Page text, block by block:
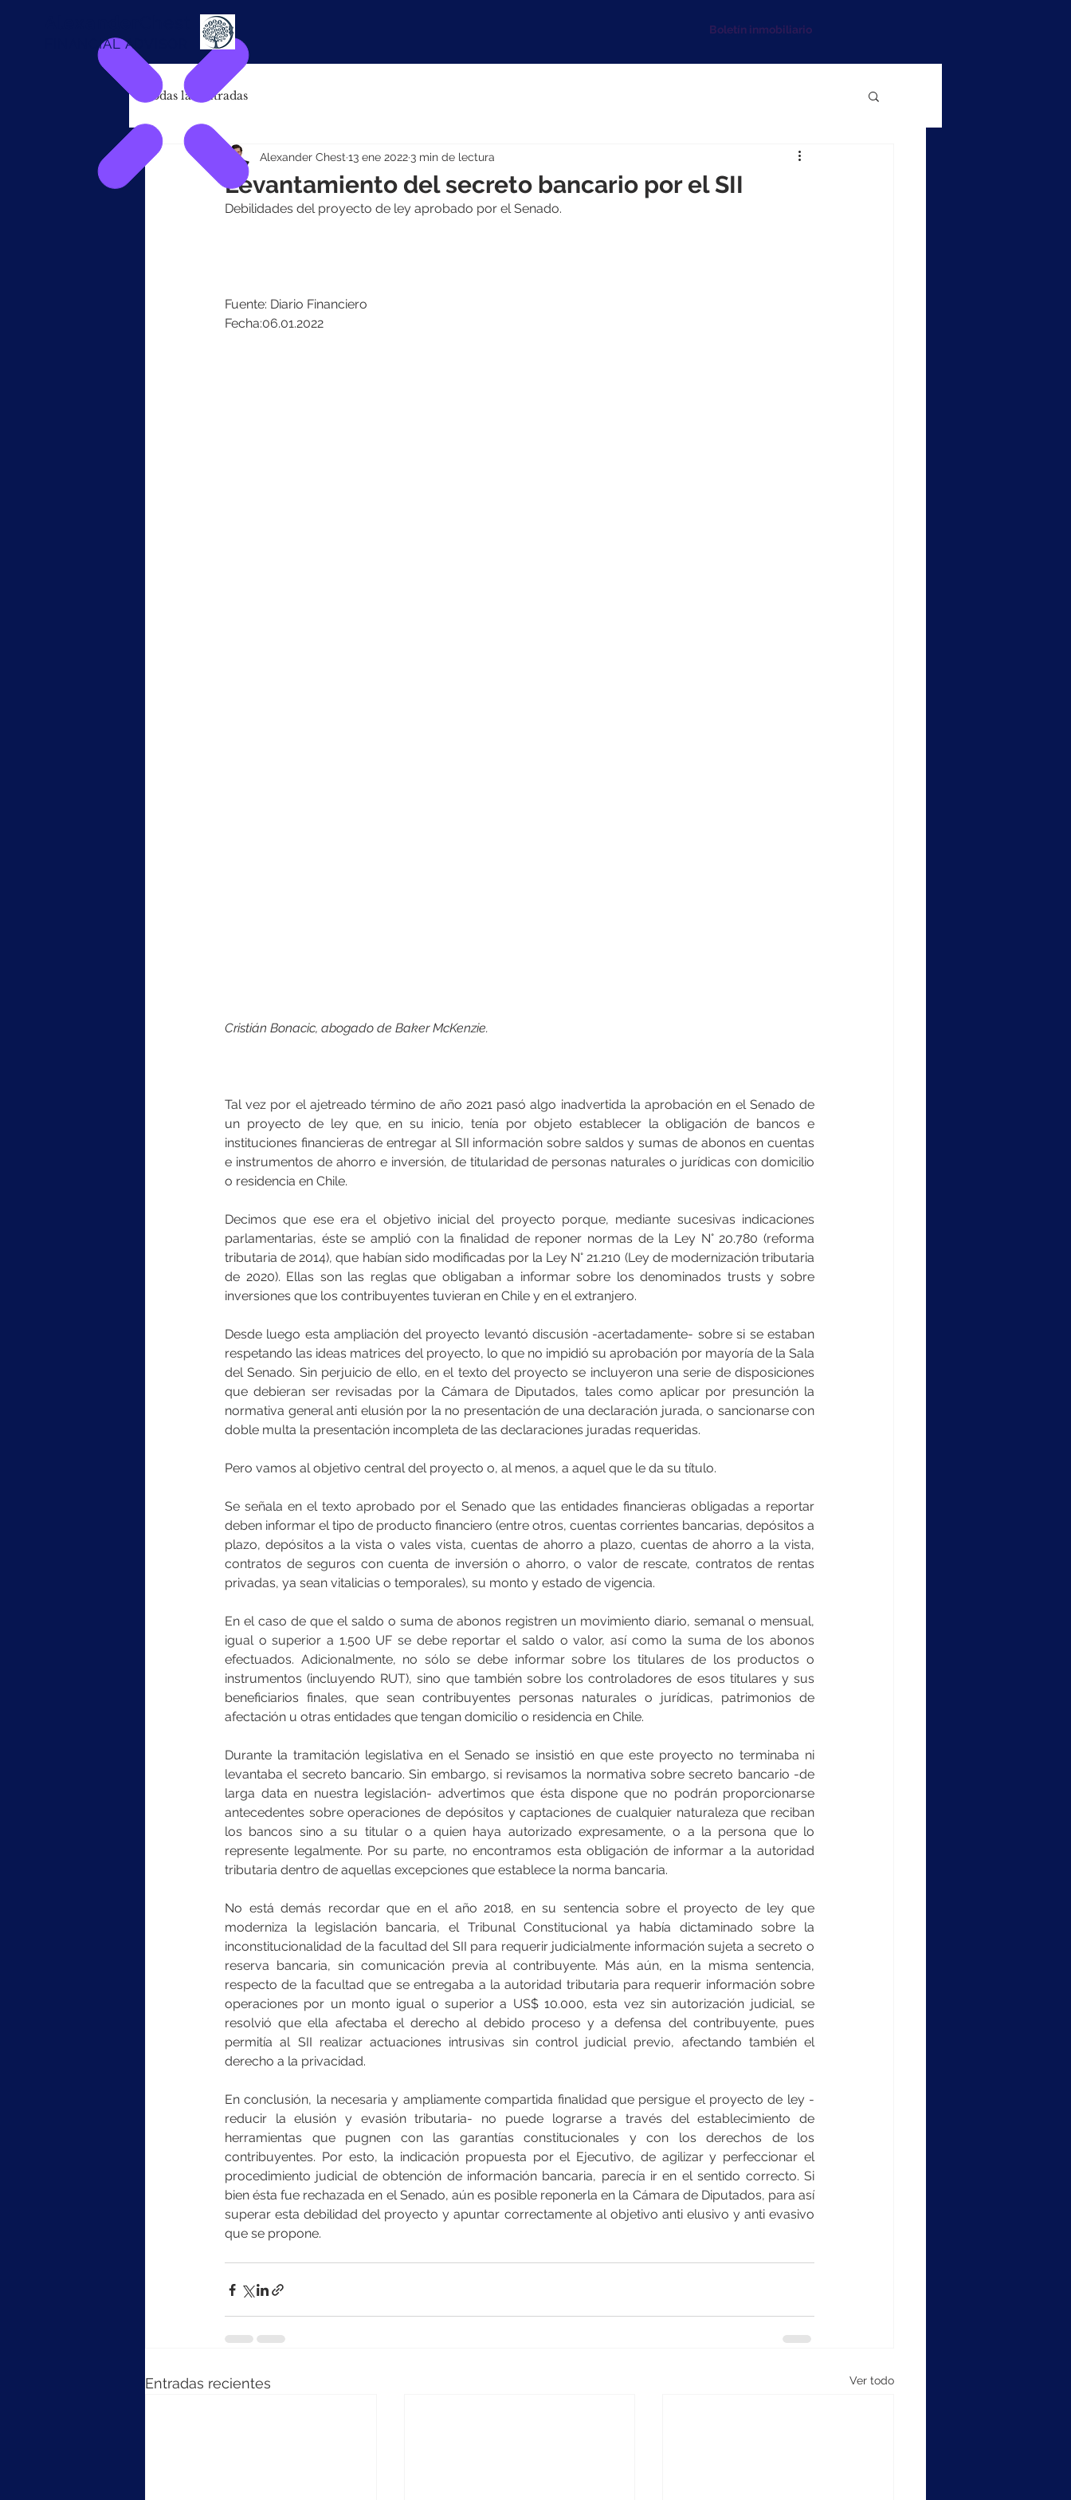
FINANCIAL ADVISOR
Boletín inmobiliario
Todas las entradas
Levantamiento del secreto bancario por el SII
Alexander Chest 13 ene 2022 3 min de lectura
Debilidades del proyecto de ley aprobado por el Senado.
Fuente: Diario Financiero
Fecha:06.01.2022
Cristián Bonacic, abogado de Baker McKenzie.
Tal vez por el ajetreado término de año 2021 pasó algo inadvertida la aprobación en el Senado de
un proyecto de ley que, en su inicio, tenía por objeto establecer la obligación de bancos e
instituciones financieras de entregar al SII información sobre saldos y sumas de abonos en cuentas
e instrumentos de ahorro e inversión, de titularidad de personas naturales o jurídicas con domicilio
o residencia en Chile.
Decimos que ese era el objetivo inicial del proyecto porque, mediante sucesivas indicaciones
parlamentarias, éste se amplió con la finalidad de reponer normas de la Ley N° 20.780 (reforma
tributaria de 2014), que habían sido modificadas por la Ley N° 21.210 (Ley de modernización tributaria
de 2020). Ellas son las reglas que obligaban a informar sobre los denominados trusts y sobre
inversiones que los contribuyentes tuvieran en Chile y en el extranjero.
Desde luego esta ampliación del proyecto levantó discusión -acertadamente- sobre si se estaban
respetando las ideas matrices del proyecto, lo que no impidió su aprobación por mayoría de la Sala
del Senado. Sin perjuicio de ello, en el texto del proyecto se incluyeron una serie de disposiciones
que debieran ser revisadas por la Cámara de Diputados, tales como aplicar por presunción la
normativa general anti elusión por la no presentación de una declaración jurada, o sancionarse con
doble multa la presentación incompleta de las declaraciones juradas requeridas.
Pero vamos al objetivo central del proyecto o, al menos, a aquel que le da su título.
Se señala en el texto aprobado por el Senado que las entidades financieras obligadas a reportar
deben informar el tipo de producto financiero (entre otros, cuentas corrientes bancarias, depósitos a
plazo, depósitos a la vista o vales vista, cuentas de ahorro a plazo, cuentas de ahorro a la vista,
contratos de seguros con cuenta de inversión o ahorro, o valor de rescate, contratos de rentas
privadas, ya sean vitalicias o temporales), su monto y estado de vigencia.
En el caso de que el saldo o suma de abonos registren un movimiento diario, semanal o mensual,
igual o superior a 1.500 UF se debe reportar el saldo o valor, así como la suma de los abonos
efectuados. Adicionalmente, no sólo se debe informar sobre los titulares de los productos o
instrumentos (incluyendo RUT), sino que también sobre los controladores de esos titulares y sus
beneficiarios finales, que sean contribuyentes personas naturales o jurídicas, patrimonios de
afectación u otras entidades que tengan domicilio o residencia en Chile.
Durante la tramitación legislativa en el Senado se insistió en que este proyecto no terminaba ni
levantaba el secreto bancario. Sin embargo, si revisamos la normativa sobre secreto bancario -de
larga data en nuestra legislación- advertimos que ésta dispone que no podrán proporcionarse
antecedentes sobre operaciones de depósitos y captaciones de cualquier naturaleza que reciban
los bancos sino a su titular o a quien haya autorizado expresamente, o a la persona que lo
represente legalmente. Por su parte, no encontramos esta obligación de informar a la autoridad
tributaria dentro de aquellas excepciones que establece la norma bancaria.
No está demás recordar que en el año 2018, en su sentencia sobre el proyecto de ley que
moderniza la legislación bancaria, el Tribunal Constitucional ya había dictaminado sobre la
inconstitucionalidad de la facultad del SII para requerir judicialmente información sujeta a secreto o
reserva bancaria, sin comunicación previa al contribuyente. Más aún, en la misma sentencia,
respecto de la facultad que se entregaba a la autoridad tributaria para requerir información sobre
operaciones por un monto igual o superior a US$ 10.000, esta vez sin autorización judicial, se
resolvió que ella afectaba el derecho al debido proceso y a defensa del contribuyente, pues
permitía al SII realizar actuaciones intrusivas sin control judicial previo, afectando también el
derecho a la privacidad.
En conclusión, la necesaria y ampliamente compartida finalidad que persigue el proyecto de ley -
reducir la elusión y evasión tributaria- no puede lograrse a través del establecimiento de
herramientas que pugnen con las garantías constitucionales y con los derechos de los
contribuyentes. Por esto, la indicación propuesta por el Ejecutivo, de agilizar y perfeccionar el
procedimiento judicial de obtención de información bancaria, parecía ir en el sentido correcto. Si
bien ésta fue rechazada en el Senado, aún es posible reponerla en la Cámara de Diputados, para así
superar esta debilidad del proyecto y apuntar correctamente al objetivo anti elusivo y anti evasivo
que se propone.
Entradas recientes Ver todo